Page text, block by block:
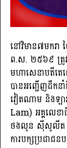
នៅវិមាន៧មករា
ព.ស. ២៥៦៩ ត្រូវ
មហាសេនាបតីត
បានអញ្ជើញដឹកន
វៀតណាម និងឡា
Lam) អគ្គលេខ
ថងលូន ស៊ីសូលីត
ការបក្សប្រជាជន